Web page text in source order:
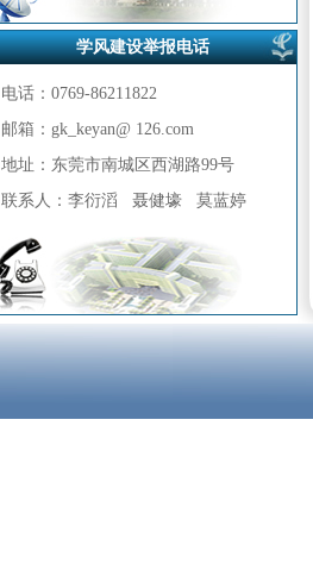
学风建设举报电话
电话：0769-86211822
邮箱：gk_keyan@ 126.com
地址：东莞市南城区西湖路99号
联系人：李衍滔 聂健壕 莫蓝婷